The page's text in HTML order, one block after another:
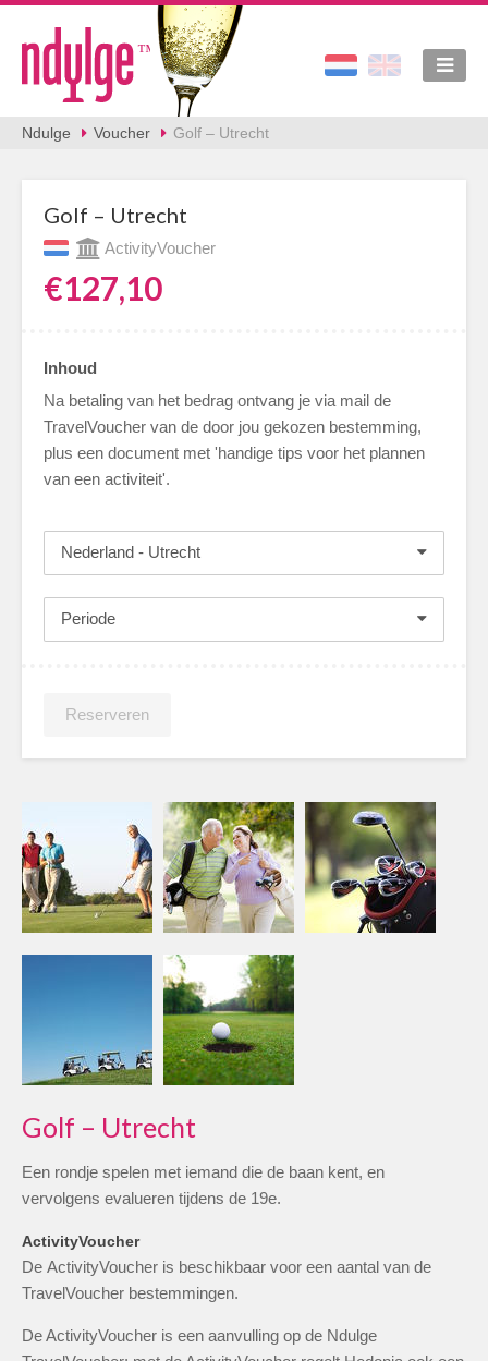
Ndulge Voucher Golf – Utrecht
Golf – Utrecht
ActivityVoucher
€127,10
Inhoud
Na betaling van het bedrag ontvang je via mail de
TravelVoucher van de door jou gekozen bestemming,
plus een document met 'handige tips voor het plannen
van een activiteit'.
Nederland - Utrecht
Periode
Reserveren
Golf – Utrecht
Een rondje spelen met iemand die de baan kent, en
vervolgens evalueren tijdens de 19e.
ActivityVoucher
De ActivityVoucher is beschikbaar voor een aantal van de
TravelVoucher bestemmingen.
De ActivityVoucher is een aanvulling op de Ndulge